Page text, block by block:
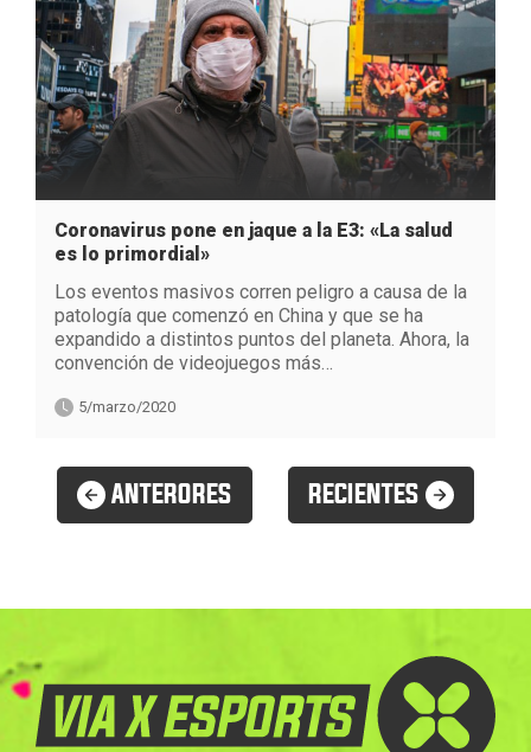
Coronavirus pone en jaque a la E3: «La salud
es lo primordial»
Los eventos masivos corren peligro a causa de la
patología que comenzó en China y que se ha
expandido a distintos puntos del planeta. Ahora, la
convención de videojuegos más…
5/marzo/2020
ANTERORES RECIENTES